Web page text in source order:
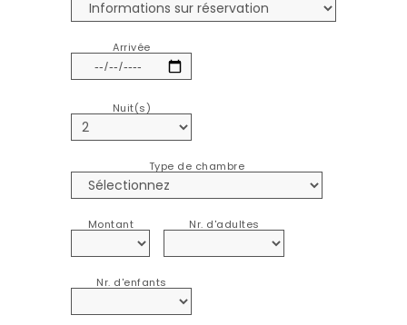
Arrivée
Nuit(s)
Type de chambre
Montant Nr. d'adultes
Nr. d'enfants